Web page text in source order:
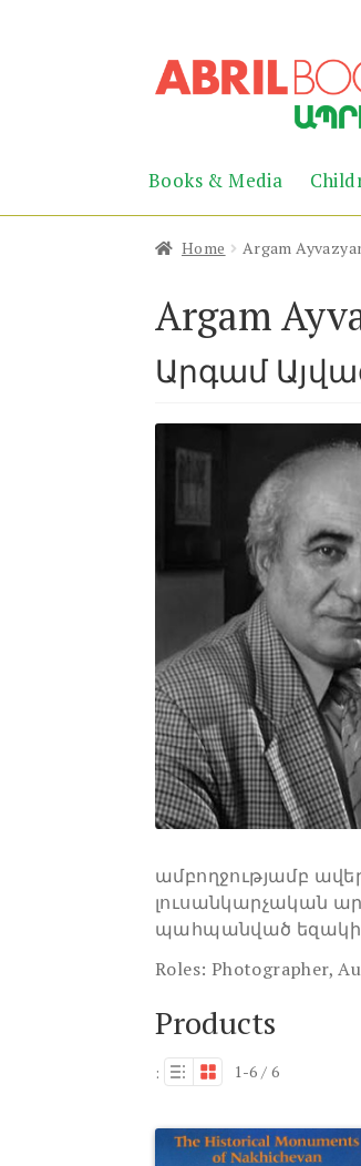
to
navigation
to
content
Books & Media
Home Argam
Argam
Արգամ
ամբողջությամբ
լուսանկարչական
պահպանված եզակի
Roles: Photographer,
Products
: 1-6 / 6